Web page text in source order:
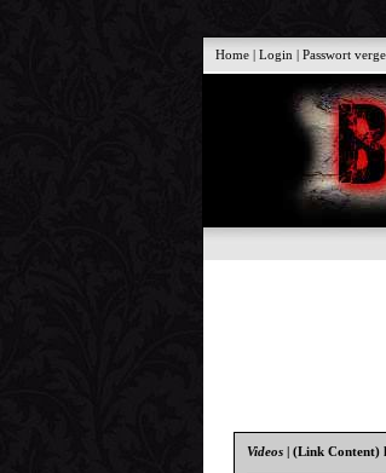
Home |Login |Passwort
Videos |(Link Content)